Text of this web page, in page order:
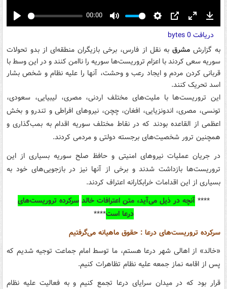
Play
00:00
Mute Settings
PIP Enter
fullscreen
دریافت 0 bytes
به گزارشمشرق به نقل از فارس،‌ برخی بازیگران منطقه‌ای از بدو تحولات
سوریه سعی کردند با اعزام تروریست‌ها سوریه را ناامن کنند و در این وسط با
قربانی کردن مردم و ایجاد رعب و وحشت، آنها را علیه نظام و شخص بشار
اسد تحریک کنند.
این تروریست‌ها با ملیت‌های مختلف اردنی، مصری، لیبیایی، سعودی،
تونسی، مصری، اندونزیایی، افغان، چچن، نیروهای افراطی و تندرو و بخش
اعظمی از القاعده بودند که در نقاط مختلف سوریه اقدام به بمب‌گذاری و
همچنین ترور شخصیت‌های برجسته دولتی و مردمی کردند.
در جریان عملیات نیروهای امنیتی و حافظ صلح سوریه بسیاری از این
تروریست‌ها بازداشت شدند و برخی از آنها نیز در بازجویی‌های خود به
بسیاری از این اقدامات خرابکارانه اعتراف کردند.
****آنچه در ذیل می‌آید، متن اعترافات خالد سرکرده تروریست‌های
درعا است****
سرکرده تروریست‌های درعا : حقوق ماهیانه می‌گرفتیم
«خالد» از اهالی شهر درعا هستم، ما توسط امام جماعت توجیه شدیم که
پس از اقامه نماز جمعه علیه نظام تظاهرات کنیم.
قرار بود که در میدان سرایای درعا تجمع کنیم و به فعالیت علیه نظام